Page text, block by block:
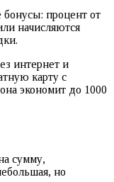
процент от
начисляются
интернет и
карту с
экономит до 1000
сумму,
но